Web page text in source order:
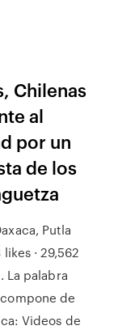
Chilenas
al
por un
de los
Putla
· 29,562
La palabra
de
Videos de